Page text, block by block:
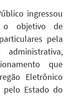
ingressou
objetivo de
pela
que
Eletrônico
pelo Estado do